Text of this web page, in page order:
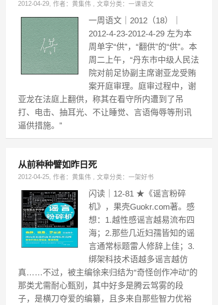
2012-04-29, 作者：黄集伟 ,文章分类：一课语文
一周语文｜2012（18）｜
2012-4-23-2012-4-29 左为本
周单字“供”，“翻供”的“供”。本
周二上午，“丹东市中级人民法
院对前足协副主席谢亚龙受贿
案开庭审理。庭审过程中，谢
亚龙在法庭上翻供，称其在看守所内遭到了吊
打、电击、抽耳光、不让睡觉、言语侮辱等刑讯
逼供措施。”
从前种种譬如昨日死
2012-04-25, 作者：黄集伟 ,文章分类：一架好书
闪读｜12-81 ★《谣言粉碎
机》，果壳Guokr.com著。感
想：1.越性感谣言越易流布四
海；2.那些几近妇孺皆知的谣
言通常标题雷人修辞上佳；3.
绑架科技术语越多谣言越仿
真……不过，被主编徐来归结为“奇怪创作冲动”的
那类尤需耐心甄别，其中好多是腾云驾雾的段
子，是横刀夺爱的编纂，且多来自那些智力优裕